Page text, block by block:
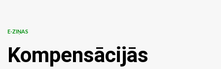
E-ZIŅAS
Kompensācijās